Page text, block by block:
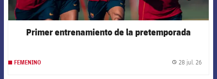
Primer entrenamiento de la pretemporada
FEMENINO 28 jul. 26